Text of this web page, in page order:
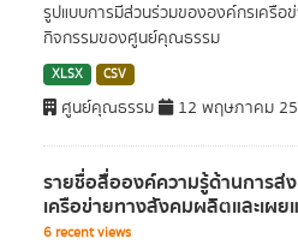
รูปแบบการมีส่วนร่วมขององค์กรเครือ
กิจกรรมของศูนย์คุณธรรม
XLSX CSV
ศูนย์คุณธรรม 12 พฤษภาคม
รายชื่อสื่อองค์ความรู้ด้านการส่
เครือข่ายทางสังคมผลิตและเผย
6 recent views